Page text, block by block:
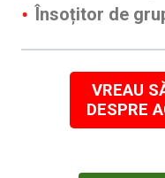
Însoțitor de
VREAU
DESPRE